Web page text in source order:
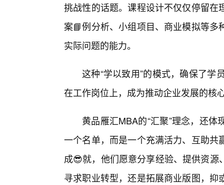
挑战性的话题。课程设计不仅仅停留
案📘例分析、小组项目、商业模拟等
实际问题的能力。
这种“学以致用”的模式，确保了学
在工作岗位上，成为推动企业发展的核
黄品雁汇MBA的“汇聚”理念，还
一个名单，而是一个充满活力、互助
成😎就，他们愿意分享经验、提供资
寻求职业转型，还是拓展商业版图，